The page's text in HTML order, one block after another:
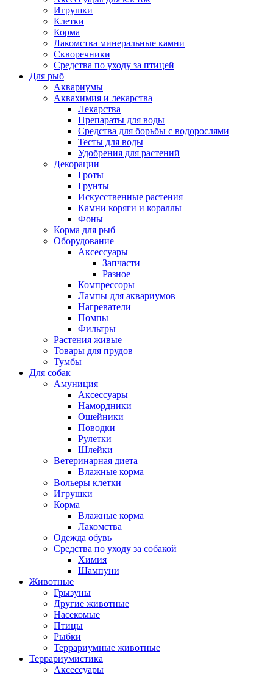
Игрушки
Клетки
Корма
Лакомства минеральные камни
Скворечники
Средства по уходу за птицей
Для рыб
Аквариумы
Аквахимия и лекарства
Лекарства
Препараты для воды
Средства для борьбы с водорослями
Тесты для воды
Удобрения для растений
Декорации
Гроты
Грунты
Искусственные растения
Камни коряги и кораллы
Фоны
Корма для рыб
Оборудование
Аксессуары
Запчасти
Разное
Компрессоры
Лампы для аквариумов
Нагреватели
Помпы
Фильтры
Растения живые
Товары для прудов
Тумбы
Для собак
Амуниция
Аксессуары
Намордники
Ошейники
Поводки
Рулетки
Шлейки
Ветеринарная диета
Влажные корма
Вольеры клетки
Игрушки
Корма
Влажные корма
Лакомства
Одежда обувь
Средства по уходу за собакой
Химия
Шампуни
Животные
Грызуны
Другие животные
Насекомые
Птицы
Рыбки
Террариумные животные
Террариумистика
Аксессуары